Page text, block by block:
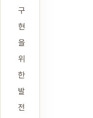
구
현
을
위
한
발
전